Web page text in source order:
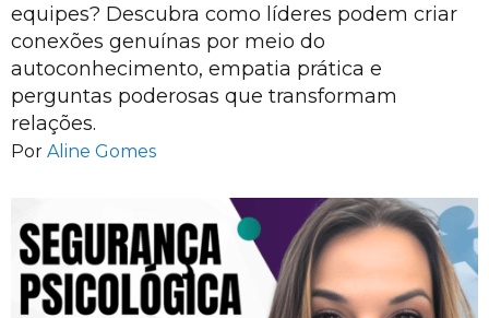
equipes? Descubra como líderes podem criar
conexões genuínas por meio do
autoconhecimento, empatia prática e
perguntas poderosas que transformam
relações.
Por Aline Gomes